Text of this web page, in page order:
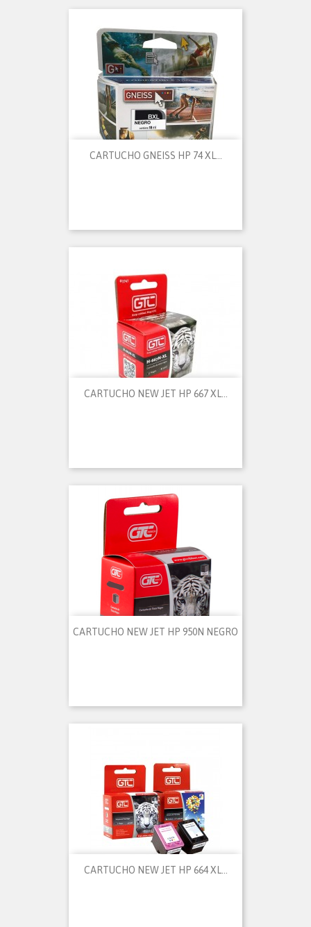
CARTUCHO GNEISS HP 74 XL...
CARTUCHO NEW JET HP 667 XL...
CARTUCHO NEW JET HP 950N NEGRO
CARTUCHO NEW JET HP 664 XL...